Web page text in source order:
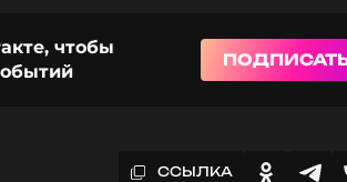
чтобы
ССЫЛКА